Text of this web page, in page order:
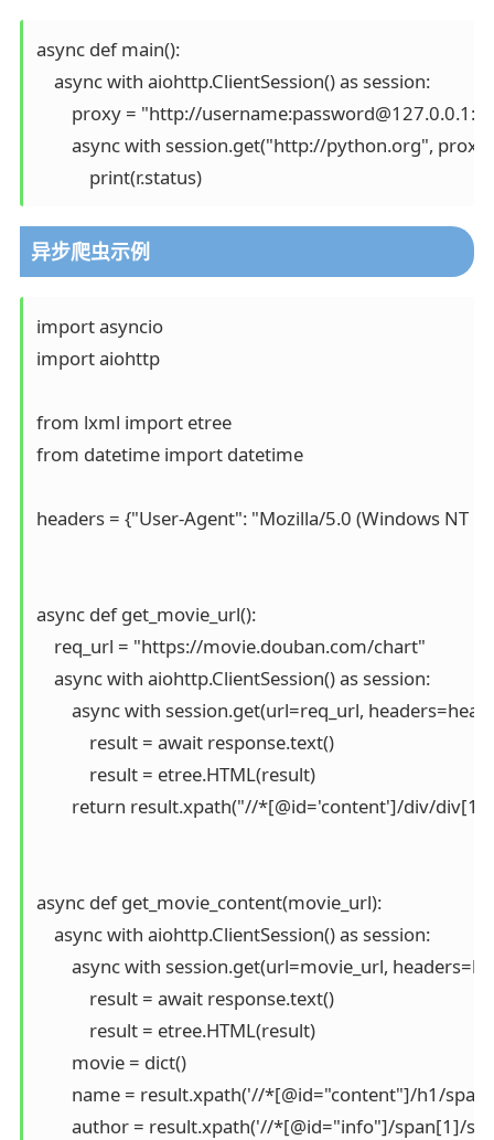
async def main():
    async with aiohttp.ClientSession() as session:
proxy = "http://
async with session.get("http://python.org",
            print(r.status)
异步爬虫示例
import asyncio
import aiohttp
from lxml import etree
from datetime import datetime
headers = {"User-Agent": "Mozilla/5.0 (Windows NT
async def get_movie_url():
    req_url = "https://movie.douban.com/chart"
    async with aiohttp.ClientSession() as session:
async with session.get(url=req_url,
            result = await response.text()
            result = etree.HTML(result)
return result.xpath("//*[@id='content']/div/
async def get_movie_content(movie_url):
    async with aiohttp.ClientSession() as session:
async with session.get(url=movie_url,
            result = await response.text()
            result = etree.HTML(result)
        movie = dict()
name = result.xpath('//*[@id="content"]/h1/
author = result.xpath('//*[@id="info"]/span[1]/